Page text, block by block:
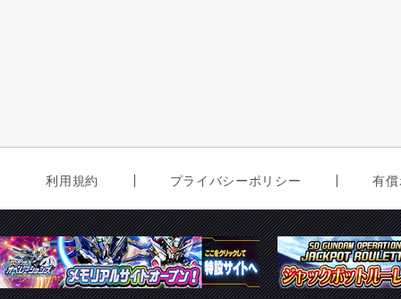
利用規約 プライバシーポリシー 有